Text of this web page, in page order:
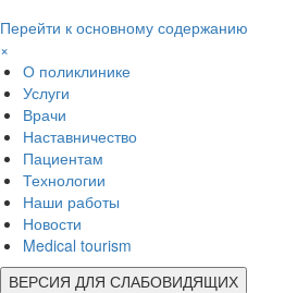
Перейти к основному содержанию
×
О поликлинике
Услуги
Врачи
Наставничество
Пациентам
Технологии
Наши работы
Новости
Medical tourism
ВЕРСИЯ ДЛЯ СЛАБОВИДЯЩИХ